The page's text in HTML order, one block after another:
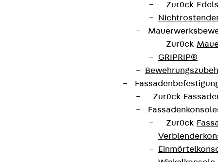
Zurück
Zurück
GRIPRIP®
Zurück
Zurück